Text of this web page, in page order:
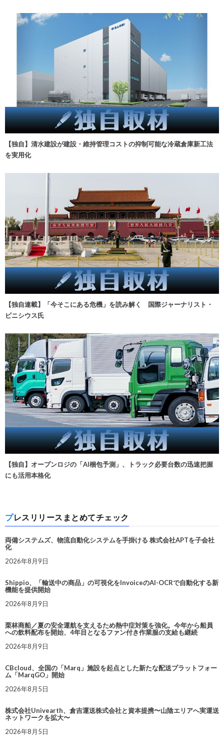
【独自】清水建設が建設・維持管理コストの抑制可能な冷蔵倉庫新工法
を実用化
【独自連載】「今そこにある危機」を読み解く 国際ジャーナリスト・
ビニシウス氏
【独自】オープンロジの「AI梱包予測」、トラック必要台数の迅速把握
にも活用本格化
プレスリリースまとめてチェック
両備システムズ、物流自動化システムを手掛ける 株式会社APTを子会社
化
2026年8月9日
Shippio、「輸送中の商品」の可視化をInvoiceのAI-OCRで自動化する新
機能を提供開始
2026年8月9日
栗林商船／夏の安全運航を支えるため熱中症対策を強化。今年から船員
への飲料配布を開始、4年目となるファン付き作業服の支給も継続
2026年8月9日
CBcloud、全国の「Marq」施設を起点とした新たな配送プラットフォー
ム「MarqGO」開始
2026年8月5日
株式会社Univearth、倉吉運送株式会社と資本提携〜山陰エリアへ実運送
ネットワークを拡大〜
2026年8月5日